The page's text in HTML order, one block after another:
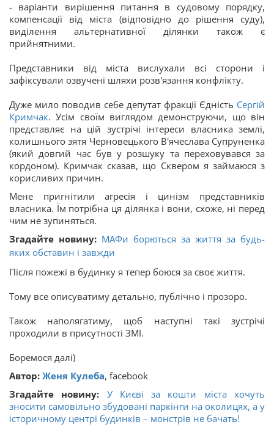
- варіанти вирішення питання в судовому порядку,
компенсації від міста (відповідно до рішення суду),
виділення альтернативної ділянки також є
прийнятними.
Представники від міста вислухали всі сторони і
зафіксували озвучені шляхи розв'язання конфлікту.
Дуже мило поводив себе депутат фракції Єдність Сергій
Кримчак. Усім своїм виглядом демонструючи, що він
представляє на цій зустрічі інтереси власника землі,
колишнього зятя Черновецького В'ячеслава Супруненка
(який довгий час був у розшуку та переховувався за
кордоном). Кримчак сказав, що Сквером я займаюся з
корисливих причин.
Мене пригнітили агресія і цинізм представників
власника. Їм потрібна ця ділянка і вони, схоже, ні перед
чим не зупиняться.
Згадайте новину: МАФи борються за життя за будь-
яких обставин і завжди
Після пожежі в будинку я тепер боюся за своє життя.
Тому все описуватиму детально, публічно і прозоро.
Також наполягатиму, щоб наступні такі зустрічі
проходили в присутності ЗМІ.
Боремося далі)
Автор: Женя Кулеба, facebook
Згадайте новину: У Києві за кошти міста хочуть
зносити самовільно збудовані паркінги на околицях, а у
історичному центрі будинків – монстрів не бачать!